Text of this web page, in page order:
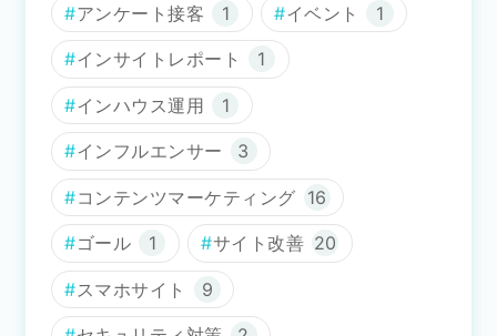
アンケート接客 1 イベント 1
インサイトレポート 1
インハウス運用 1
インフルエンサー 3
コンテンツマーケティング 16
ゴール 1 サイト改善 20
スマホサイト 9